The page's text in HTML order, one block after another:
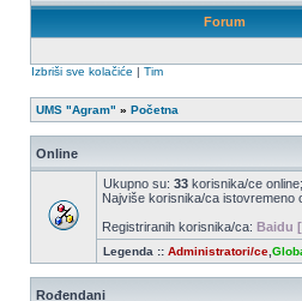
Forum
Izbriši sve kolačiće | Tim
UMS "Agram" » Početna
Online
Ukupno su: 33 korisnika/ce
Najviše korisnika/ca istovremeno
Registriranih korisnika/ca: Baidu
Legenda :: Administratori/ce
Rođendani